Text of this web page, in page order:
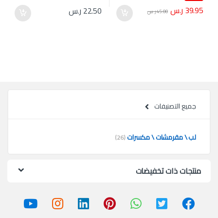
39.95 ر.س 45.00ر.س 22.50 ر.س
جميع التصنيفات
لب \ مقرمشات \ مكسرات(26)
منتجات ذات تخفيضات